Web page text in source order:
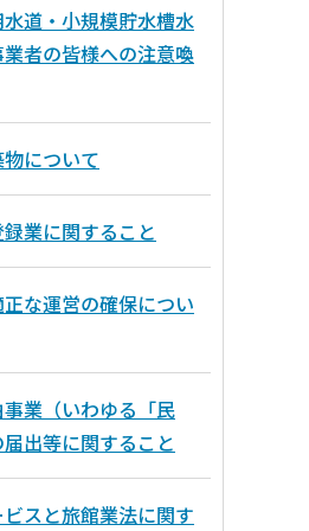
道・小規模貯水槽水
者の皆様への注意喚
について
業に関すること
な運営の確保につい
業（いわゆる「民
出等に関すること
スと旅館業法に関す